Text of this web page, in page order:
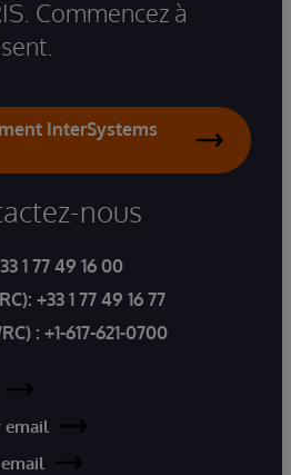
Commencez à
InterSystems
nous
1 77 49 16 00
+33 1 77 49 16 77
: +1-617-621-0700
email